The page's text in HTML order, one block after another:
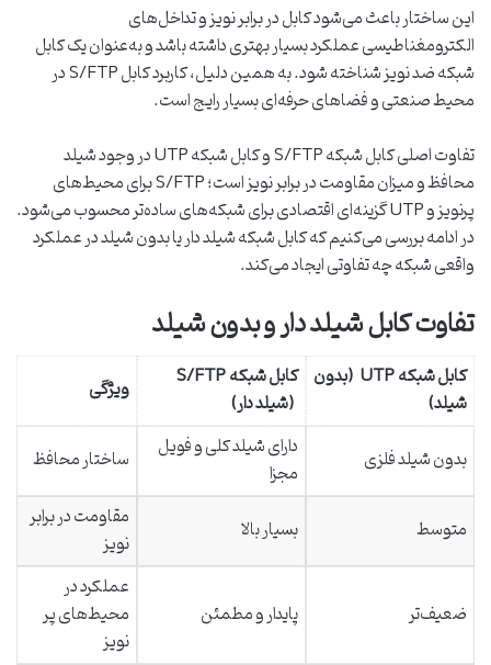
این ساختار باعث می‌شود کابل در برابر نویز و تداخل‌های
الکترومغناطیسی عملکرد بسیار بهتری داشته باشد و به‌عنوان یک کابل
شبکه ضد نویز شناخته شود. به همین دلیل، کاربرد کابل S/FTP در
محیط صنعتی و فضاهای حرفه‌ای بسیار رایج است.
تفاوت اصلی کابل شبکه S/FTP و کابل شبکه UTP در وجود شیلد
محافظ و میزان مقاومت در برابر نویز است؛ S/FTP برای محیط‌های
پرنویز و UTP گزینه‌ای اقتصادی برای شبکه‌های ساده‌تر محسوب می‌شود.
در ادامه بررسی می‌کنیم که کابل شبکه شیلد دار یا بدون شیلد در عملکرد
واقعی شبکه چه تفاوتی ایجاد می‌کند.
تفاوت کابل شیلد دار و بدون شیلد
کابل شبکهUTP (بدون
شیلد)
کابل شبکهS/FTP
(شیلد دار)
ویژگی
بدون شیلد فلزی
دارای شیلد کلی و فویل
مجزا
ساختار محافظ
متوسط
بسیار بالا مقاومت در برابر
نویز
ضعیف‌تر
پایدار و مطمئن
عملکرد در
محیط‌های پر
نویز